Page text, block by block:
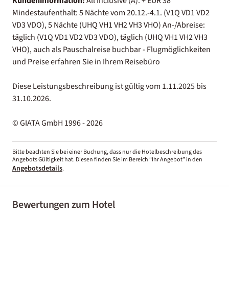
Mindestaufenthalt: 5 Nächte vom 20.12.-4.1. (V1Q VD1 VD2
VD3 VDO), 5 Nächte (UHQ VH1 VH2 VH3 VHO) An-/Abreise:
täglich (V1Q VD1 VD2 VD3 VDO), täglich (UHQ VH1 VH2 VH3
VHO), auch als Pauschalreise buchbar - Flugmöglichkeiten
und Preise erfahren Sie in Ihrem Reisebüro
Diese Leistungsbeschreibung ist gültig vom 1.11.2025 bis
31.10.2026.
© GIATA GmbH 1996 - 2026
Bitte beachten Sie bei einer Buchung, dass nur die Hotelbeschreibung des
Angebots Gültigkeit hat. Diesen finden Sie im Bereich “Ihr Angebot” in den
Angebotsdetails.
Bewertungen zum Hotel